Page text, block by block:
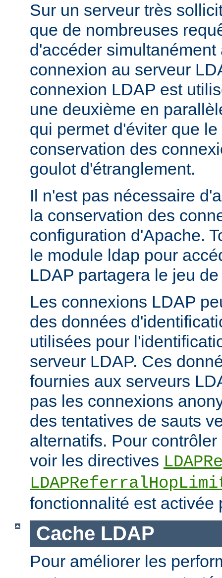
Sur un serveur très
que de nombreuses
d'accéder simultanément
connexion au serveur
connexion LDAP est
une deuxième en
qui permet d'éviter que
conservation des
goulot d'étranglement.
Il n'est pas nécessaire
la conservation des
configuration d'Apache.
le module ldap pour
LDAP partagera le jeu
Les connexions LDAP
des données
utilisées pour
serveur LDAP. Ces
fournies aux serveurs
pas les connexions
des tentatives de sauts
alternatifs. Pour
voir les directives
fonctionnalité est activée
Cache LDAP
Pour améliorer les